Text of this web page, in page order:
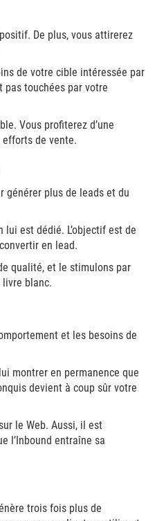
De plus, vous attirerez
de votre cible intéressée par
pas touchées par votre
Vous profiterez d’une
de vente.
générer plus de leads et du
est dédié. L’objectif est de
en lead.
qualité, et le stimulons par
livre blanc.
et les besoins de
montrer en permanence que
devient à coup sûr votre
le Web. Aussi, il est
l’Inbound entraîne sa
trois fois plus de